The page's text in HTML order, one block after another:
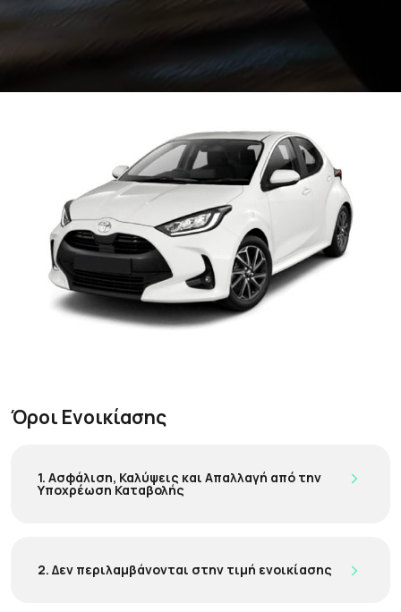
Όροι Ενοικίασης
1. Ασφάλιση, Καλύψεις και Απαλλαγή από την
Υποχρέωση Καταβολής
2. Δεν περιλαμβάνονται στην τιμή ενοικίασης